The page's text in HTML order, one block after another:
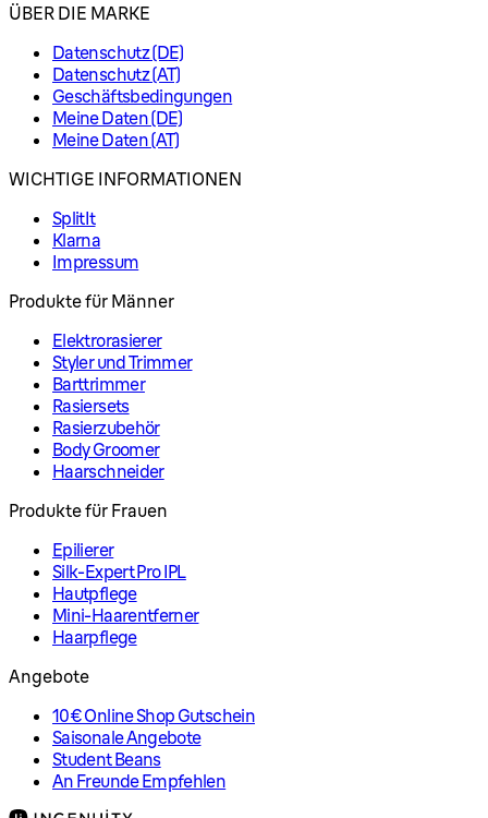
ÜBER DIE MARKE
Datenschutz (DE)
Datenschutz (AT)
Geschäftsbedingungen
Meine Daten (DE)
Meine Daten (AT)
WICHTIGE INFORMATIONEN
SplitIt
Klarna
Impressum
Produkte für Männer
Elektrorasierer
Styler und Trimmer
Barttrimmer
Rasiersets
Rasierzubehör
Body Groomer
Haarschneider
Produkte für Frauen
Epilierer
Silk-Expert Pro IPL
Hautpflege
Mini-Haarentferner
Haarpflege
Angebote
10€ Online Shop Gutschein
Saisonale Angebote
Student Beans
An Freunde Empfehlen